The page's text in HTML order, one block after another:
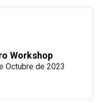
Workshop
Octubre de 2023